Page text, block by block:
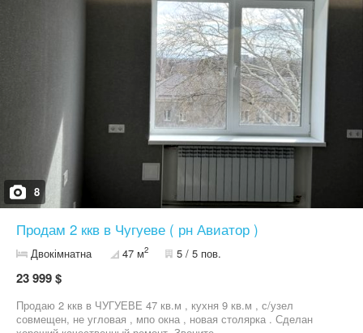
8
Продам 2 ккв в Чугуеве ( рн Авиатор )
Двокімнатна 47 м2 5 / 5 пов.
23 999 $
Продаю 2 ккв в ЧУГУЕВЕ 47 кв.м , кухня 9 кв.м , с/узел
совмещен, не угловая , мпо окна , новая столярка . Сделан